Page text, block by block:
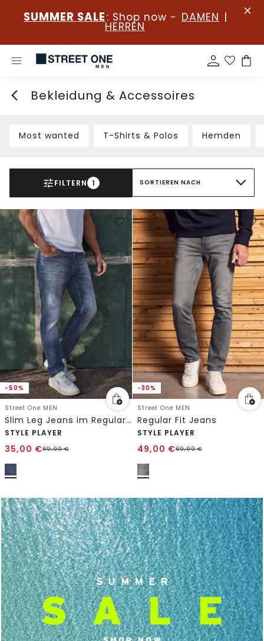
SUMMER SALE : Shop now - DAMEN |
HERREN
Bekleidung & Accessoires
Most wanted T-Shirts & Polos Hemden
FILTERN 1 SORTIEREN NACH
-50%
Street One MEN
Slim Leg Jeans im Regular Fit
STYLE PLAYER
35,00 €69,99€
-30%
Street One MEN
Regular Fit Jeans
STYLE PLAYER
49,00 €69,99€